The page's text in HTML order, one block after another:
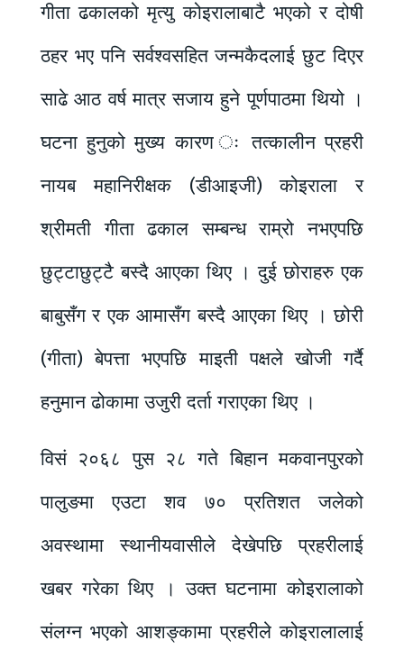
गीता ढकालको मृत्यु कोइरालाबाटै भएको र दोषी
ठहर भए पनि सर्वश्वसहित जन्मकैदलाई छुट दिएर
साढे आठ वर्ष मात्र सजाय हुने पूर्णपाठमा थियो ।
घटना हुनुको मुख्य कारण ः तत्कालीन प्रहरी
नायब महानिरीक्षक (डीआइजी) कोइराला र
श्रीमती गीता ढकाल सम्बन्ध राम्रो नभएपछि
छुट्टाछुट्टै बस्दै आएका थिए । दुई छोराहरु एक
बाबुसँग र एक आमासँग बस्दै आएका थिए । छोरी
(गीता) बेपत्ता भएपछि माइती पक्षले खोजी गर्दै
हनुमान ढोकामा उजुरी दर्ता गराएका थिए ।
विसं २०६८ पुस २८ गते बिहान मकवानपुरको
पालुङमा एउटा शव ७० प्रतिशत जलेको
अवस्थामा स्थानीयवासीले देखेपछि प्रहरीलाई
खबर गरेका थिए । उक्त घटनामा कोइरालाको
संलग्न भएको आशङ्कामा प्रहरीले कोइरालालाई